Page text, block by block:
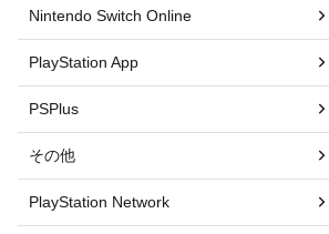
Nintendo Switch Online
PlayStation App
PSPlus
その他
PlayStation Network